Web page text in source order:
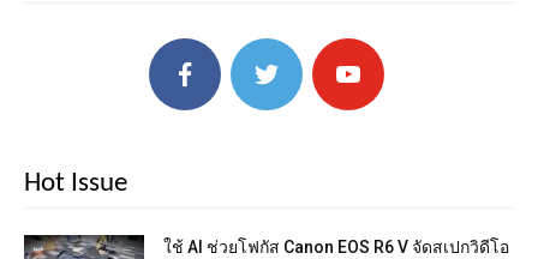
Hot Issue
ใช้ AI ช่วยโฟกัส Canon EOS R6 V จัดสเปกวิดีโอ